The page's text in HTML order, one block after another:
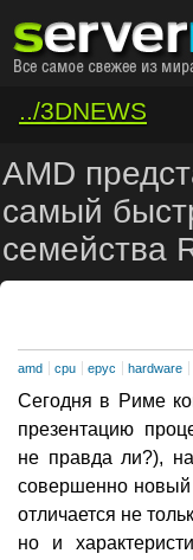
../3DNEWS
/VAR/
AMD
самый
семейства
amd cpu epyc hardware
Сегодня в Риме
презентацию
не правда ли?),
совершенно
отличается не
но и